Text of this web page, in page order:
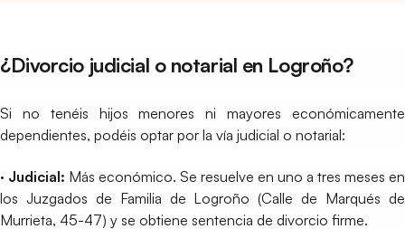
¿Divorcio judicial o notarial en Logroño?
Si no tenéis hijos menores ni mayores económicamente
dependientes, podéis optar por la vía judicial o notarial:
· Judicial: Más económico. Se resuelve en uno a tres meses en
los Juzgados de Familia de Logroño (Calle de Marqués de
Murrieta, 45-47) y se obtiene sentencia de divorcio firme.